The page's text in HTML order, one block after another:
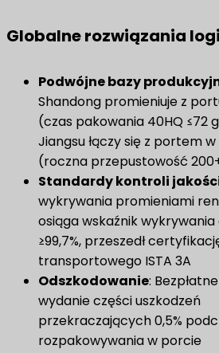
Globalne rozwiązania
​Podwójne bazy
Shandong promieniuje z
(czas pakowania 40HQ ≤72
Jiangsu łączy się z portem w
(roczna przepustowość
​Standardy kontroli
wykrywania promieniami
osiąga wskaźnik wykrywania
≥99,7%, przeszedł
transportowego ISTA 3A
​Odszkodowanie​:
wydanie części uszkodzeń
przekraczających 0,5%
rozpakowywania w porcie